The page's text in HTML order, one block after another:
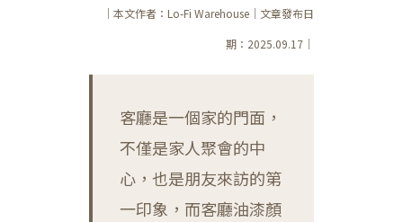
｜本文作者：Lo-Fi Warehouse｜文章發布日
期：2025.09.17｜
客廳是一個家的門面，
不僅是家人聚會的中
心，也是朋友來訪的第
一印象，而客廳油漆顏